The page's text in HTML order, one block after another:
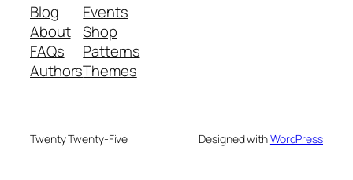
Blog
About
FAQs
Authors
Events
Shop
Patterns
Themes
Twenty Twenty-Five Designed withWordPress